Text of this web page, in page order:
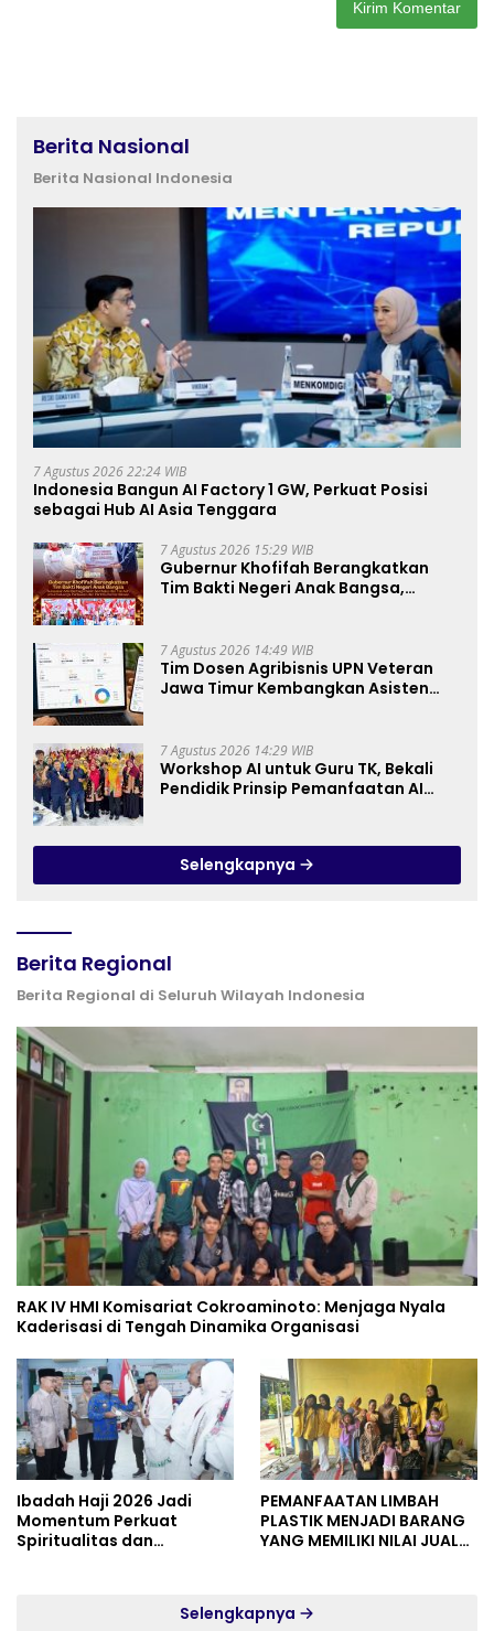
Berita Nasional
Berita Nasional Indonesia
7 Agustus 2026 22:24 WIB
Indonesia Bangun AI Factory 1 GW, Perkuat Posisi
sebagai Hub AI Asia Tenggara
7 Agustus 2026 15:29 WIB
Gubernur Khofifah Berangkatkan
Tim Bakti Negeri Anak Bangsa,
Kemerdekaan
7 Agustus 2026 14:49 WIB
Tim Dosen Agribisnis UPN Veteran
Jawa Timur Kembangkan Asisten
7 Agustus 2026 14:29 WIB
Workshop AI untuk Guru TK, Bekali
Pendidik Prinsip Pemanfaatan AI
Selengkapnya
Berita Regional
Berita Regional di Seluruh Wilayah Indonesia
RAK IV HMI Komisariat Cokroaminoto: Menjaga Nyala
Kaderisasi di Tengah Dinamika Organisasi
Ibadah Haji 2026 Jadi
Momentum Perkuat
Spiritualitas dan
PEMANFAATAN LIMBAH
PLASTIK MENJADI BARANG
YANG MEMILIKI NILAI JUAL
Selengkapnya